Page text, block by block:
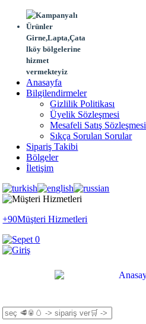
Girne,Lapta,Çata
lköy bölgelerine
hizmet
vermekteyiz
Anasayfa
Bilgilendirmeler
Gizlilik Politikası
Üyelik Sözleşmesi
Mesafeli Satış Sözleşmesi
Sıkça Sorulan Sorular
Sipariş Takibi
Bölgeler
İletişim
+90Müşteri Hizmetleri
0